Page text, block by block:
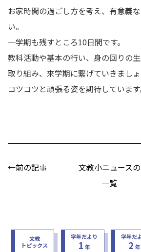
お家時間の過ごし方を考え、有意義
い。
一学期も残すところ10日間です。
教科活動や基本の行い、身の回りの
取り組み、来学期に繋げていきましょ
コツコツと頑張る姿を期待しています
←前の記事
文教小ニュースの
一覧
文教
トピックス
学年だより
1 年
学年だ
2 年